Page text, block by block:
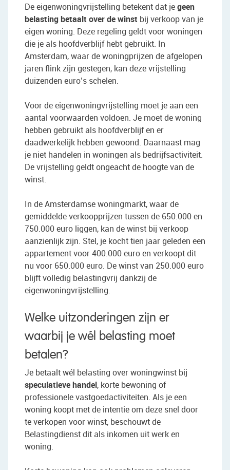
De eigenwoningvrijstelling betekent dat jegeen
belasting betaalt over de winst bij verkoop van je
eigen woning. Deze regeling geldt voor woningen
die je als hoofdverblijf hebt gebruikt. In
Amsterdam, waar de woningprijzen de afgelopen
jaren flink zijn gestegen, kan deze vrijstelling
duizenden euro’s schelen.
Voor de eigenwoningvrijstelling moet je aan een
aantal voorwaarden voldoen. Je moet de woning
hebben gebruikt als hoofdverblijf en er
daadwerkelijk hebben gewoond. Daarnaast mag
je niet handelen in woningen als bedrijfsactiviteit.
De vrijstelling geldt ongeacht de hoogte van de
winst.
In de Amsterdamse woningmarkt, waar de
gemiddelde verkoopprijzen tussen de 650.000 en
750.000 euro liggen, kan de winst bij verkoop
aanzienlijk zijn. Stel, je kocht tien jaar geleden een
appartement voor 400.000 euro en verkoopt dit
nu voor 650.000 euro. De winst van 250.000 euro
blijft volledig belastingvrij dankzij de
eigenwoningvrijstelling.
Welke uitzonderingen zijn er
waarbij je wél belasting moet
betalen?
Je betaalt wél belasting over woningwinst bij
speculatieve handel, korte bewoning of
professionele vastgoedactiviteiten. Als je een
woning koopt met de intentie om deze snel door
te verkopen voor winst, beschouwt de
Belastingdienst dit als inkomen uit werk en
woning.